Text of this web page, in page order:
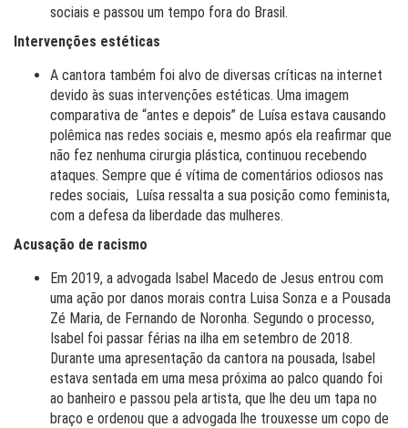
sociais e passou um tempo fora do Brasil.
Intervenções estéticas
A cantora também foi alvo de diversas críticas na internet
devido às suas intervenções estéticas. Uma imagem
comparativa de “antes e depois” de Luísa estava causando
polêmica nas redes sociais e, mesmo após ela reafirmar que
não fez nenhuma cirurgia plástica, continuou recebendo
ataques. Sempre que é vítima de comentários odiosos nas
redes sociais, Luísa ressalta a sua posição como feminista,
com a defesa da liberdade das mulheres.
Acusação de racismo
Em 2019, a advogada Isabel Macedo de Jesus entrou com
uma ação por danos morais contra Luisa Sonza e a Pousada
Zé Maria, de Fernando de Noronha. Segundo o processo,
Isabel foi passar férias na ilha em setembro de 2018.
Durante uma apresentação da cantora na pousada, Isabel
estava sentada em uma mesa próxima ao palco quando foi
ao banheiro e passou pela artista, que lhe deu um tapa no
braço e ordenou que a advogada lhe trouxesse um copo de